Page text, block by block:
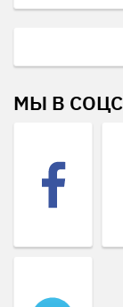
МЫ В